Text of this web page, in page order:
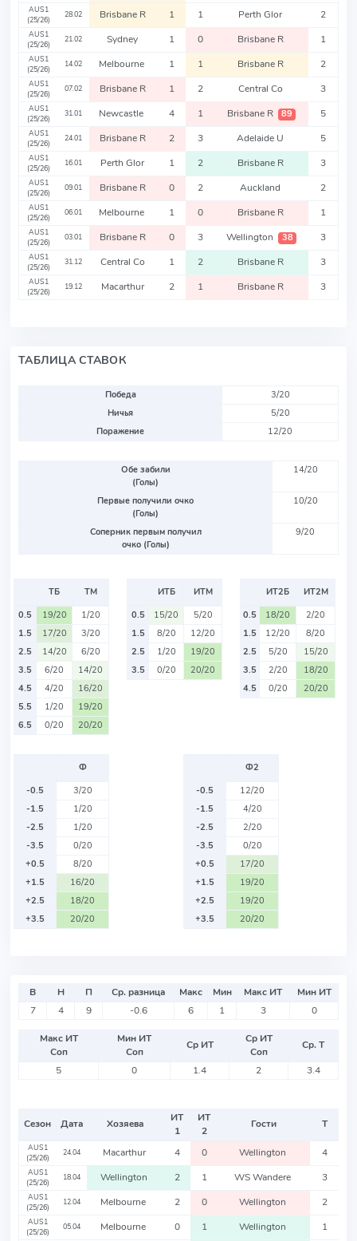
AUS1
(25/26)
28.02 Brisbane R 1 1 Perth Glor 2
AUS1
(25/26)
21.02 Sydney 1 0 Brisbane R 1
AUS1
(25/26)
14.02 Melbourne 1 1 Brisbane R 2
AUS1
(25/26)
07.02 Brisbane R 1 2 Central Co 3
AUS1
(25/26)
31.01 Newcastle 4 1 Brisbane R 89 5
AUS1
(25/26)
24.01 Brisbane R 2 3 Adelaide U 5
AUS1
(25/26)
16.01 Perth Glor 1 2 Brisbane R 3
AUS1
(25/26)
09.01 Brisbane R 0 2 Auckland 2
AUS1
(25/26)
06.01 Melbourne 1 0 Brisbane R 1
AUS1
(25/26)
03.01 Brisbane R 0 3 Wellington 38 3
AUS1
(25/26)
31.12 Central Co 1 2 Brisbane R 3
AUS1
(25/26)
19.12 Macarthur 2 1 Brisbane R 3
ТАБЛИЦА СТАВОК
Победа
3/20
Ничья
5/20
Поражение
12/20
Обе забили
(Голы)
14/20
Первые получили очко
(Голы)
10/20
Соперник первым получил
очко (Голы)
9/20
ТБ
ТМ
0.5
19/20
1/20
1.5
17/20
3/20
2.5
14/20
6/20
3.5
6/20
14/20
4.5
4/20
16/20
5.5
1/20
19/20
6.5
0/20 20/20
ИТБ
ИТМ
0.5
15/20
5/20
1.5
8/20
12/20
2.5
1/20
19/20
3.5
0/20 20/20
ИТ2Б
ИТ2М
0.5
18/20
2/20
1.5
12/20
8/20
2.5
5/20
15/20
3.5
2/20
18/20
4.5
0/20 20/20
Ф
-0.5
3/20
-1.5
1/20
-2.5
1/20
-3.5
0/20
+0.5
8/20
+1.5
16/20
+2.5
18/20
+3.5
20/20
Ф2
-0.5
12/20
-1.5
4/20
-2.5
2/20
-3.5
0/20
+0.5
17/20
+1.5
19/20
+2.5
19/20
+3.5
20/20
В Н П Ср. разница Макс Мин Макс ИТ
Мин ИТ
7
4 9 -0.6 6 1 3 0
Макс ИТ
Соп
Мин ИТ
Соп
Ср ИТ
Ср ИТ
Соп
Ср. Т
5
0 1.4 2 3.4
Сезон Дата Хозяева
ИТ
1
ИТ
2
Гости Т
AUS1
(25/26)
24.04 Macarthur 4 0 Wellington 4
AUS1
(25/26)
18.04 Wellington 2 1 WS Wandere 3
AUS1
(25/26)
12.04 Melbourne 2 0 Wellington 2
AUS1
(25/26)
05.04 Melbourne 0 1 Wellington 1